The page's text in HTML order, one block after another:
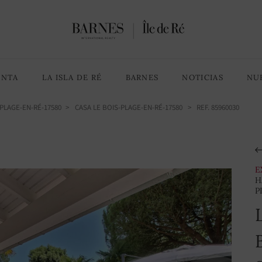
LA ISLA DE RÉ BARNES NOTICIAS
EN-RÉ-17580 CASA LE BOIS-PLAGE-EN-RÉ-17580 > REF. 85960030